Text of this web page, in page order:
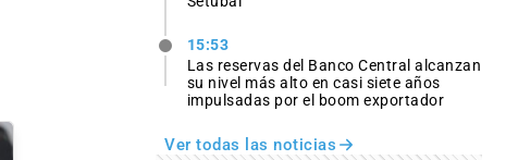
15:53
Las reservas del Banco Central alcanzan
su nivel más alto en casi siete años
impulsadas por el boom exportador
Ver todas las noticias